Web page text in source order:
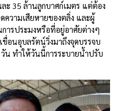
ะ 35 ล้านลูกบาศก์เมตร แต่ต้อง
ความเสียหายของตลิ่ง และผู้
ารประมงหรือที่อยู่อาศัยต่างๆ
อนอุบลรัตน์วิ่งมาถึงจุดบรรจบ
น ทำให้วันนี้การระบายน้ำปรับ